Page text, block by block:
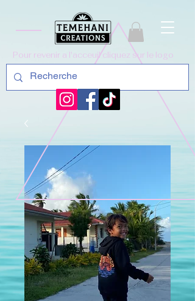
Pour revenir a l'acceuil cliquez sur le logo